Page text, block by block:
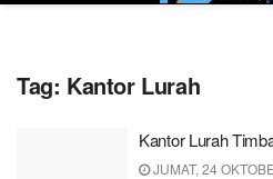
Tag: Kantor Lurah
Kantor Lurah
JUMAT, 24